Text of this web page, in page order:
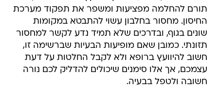
תורם להחלמה מפציעות ומשפר את תפקוד מערכת
החיסון. מחסור בחלבון עשוי להתבטא במקומות
שונים בגוף, ובדרכים שלא תמיד נדע לקשר למחסור
תזונתי. כמובן שאם מופיעות הבעיות שברשימה זו,
חשוב להיוועץ ברופא ולא לקבל החלטות על דעת
עצמכם, אך אלו סימנים שיכולים להדליק לכם נורה
חשובה ולטפל בבעיה.